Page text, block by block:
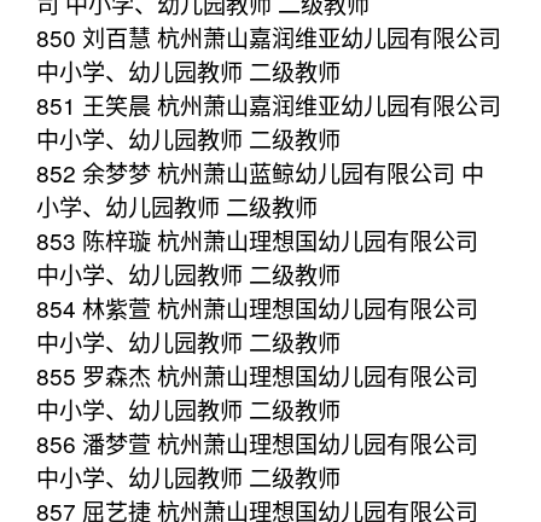
850 刘百慧 杭州萧山嘉润维亚幼儿园有限公司
中小学、幼儿园教师 二级教师
851 王笑晨 杭州萧山嘉润维亚幼儿园有限公司
中小学、幼儿园教师 二级教师
852 余梦梦 杭州萧山蓝鲸幼儿园有限公司 中
小学、幼儿园教师 二级教师
853 陈梓璇 杭州萧山理想国幼儿园有限公司
中小学、幼儿园教师 二级教师
854 林紫萱 杭州萧山理想国幼儿园有限公司
中小学、幼儿园教师 二级教师
855 罗森杰 杭州萧山理想国幼儿园有限公司
中小学、幼儿园教师 二级教师
856 潘梦萱 杭州萧山理想国幼儿园有限公司
中小学、幼儿园教师 二级教师
857 屈艺捷 杭州萧山理想国幼儿园有限公司